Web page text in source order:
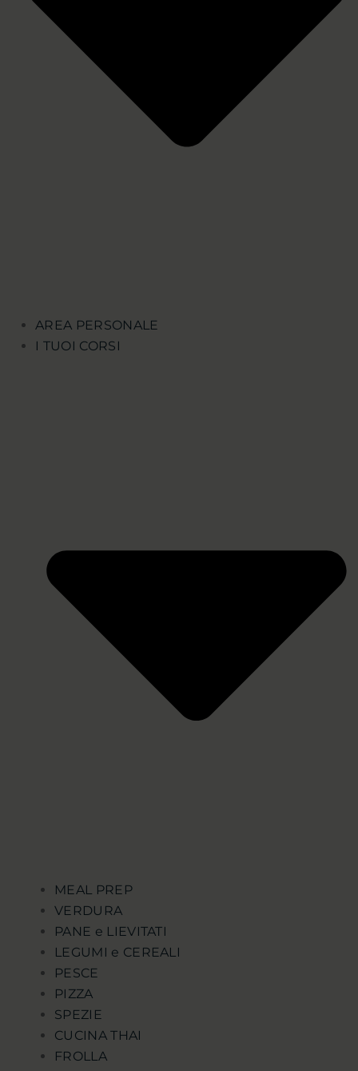
AREA PERSONALE
I TUOI CORSI
MEAL PREP
VERDURA
PANE e LIEVITATI
LEGUMI e CEREALI
PESCE
PIZZA
SPEZIE
CUCINA THAI
FROLLA